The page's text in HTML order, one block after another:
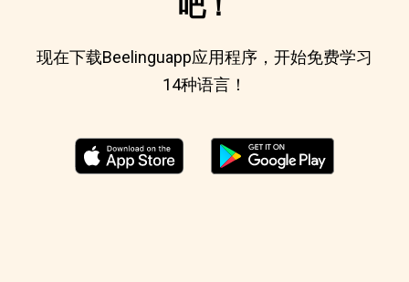
现在下载Beelinguapp应用程序，开始免费学习
14种语言！